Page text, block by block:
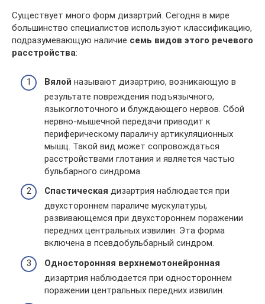
Существует много форм дизартрий. Сегодня в мире
большинство специалистов используют классификацию,
подразумевающую наличие семь видов этого речевого
расстройства:
Вялой называют дизартрию, возникающую в
результате повреждения подъязычного,
языкоглоточного и блуждающего нервов. Сбой
нервно-мышечной передачи приводит к
периферическому параличу артикуляционных
мышц. Такой вид может сопровождаться
расстройствами глотания и является частью
бульбарного синдрома.
Спастическая дизартрия наблюдается при
двухстороннем параличе мускулатуры,
развивающемся при двухстороннем поражении
передних центральных извилин. Эта форма
включена в псевдобульбарный синдром.
Односторонняя верхнемотонейронная
дизартрия наблюдается при одностороннем
поражении центральных передних извилин.